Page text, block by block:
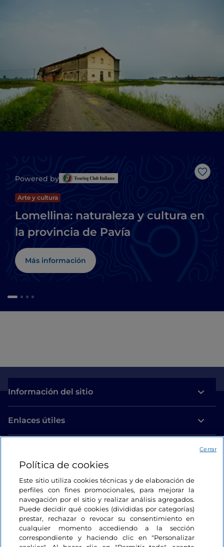
Me
Powered by
Arte y cultura
Lomellina: naturaleza y cultura en
la provincia de Pavía
Más información
Información del sitio
Enlaces útiles
Estamos en contacto
Política de cookies
Este sitio utiliza cookies técnicas y de elaboración de
perfiles con fines promocionales, para mejorar la
navegación por el sitio y realizar análisis agregados.
Puede decidir qué cookies (divididas por categorías)
prestar, rechazar o revocar su consentimiento en
cualquier momento accediendo a la sección
correspondiente y haciendo clic en "Personalizar
Cerrar